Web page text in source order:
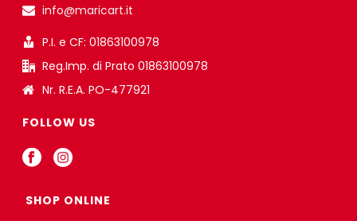
info@maricart.it
P.I. e CF: 01863100978
Reg.Imp. di Prato 01863100978
Nr. R.E.A. PO-477921
FOLLOW US
SHOP ONLINE